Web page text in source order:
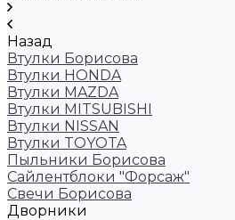
Назад
Втулки Борисова
Втулки HONDA
Втулки MAZDA
Втулки MITSUBISHI
Втулки NISSAN
Втулки TOYOTA
Пыльники Борисова
Сайлентблоки "Форсаж"
Свечи Борисова
Дворники